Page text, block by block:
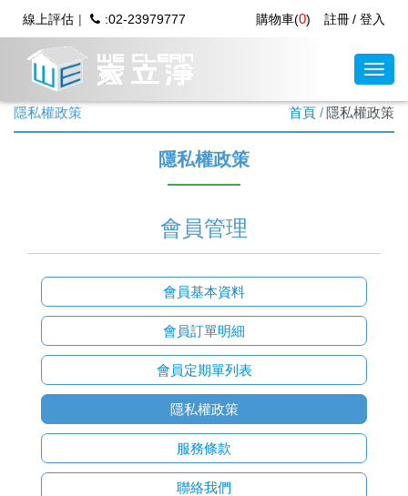
線上評估 :02-23979777 註冊 登入
購物車(0)
隱私權政策 首頁 隱私權政策
隱私權政策
會員管理
會員基本資料
會員訂單明細
會員定期單列表
隱私權政策
服務條款
聯絡我們